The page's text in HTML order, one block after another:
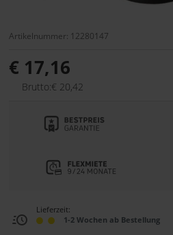
Artikelnummer: 12280147
€ 17,16
Brutto:€ 20,42
Lieferzeit:
1-2 Wochen ab Bestellung